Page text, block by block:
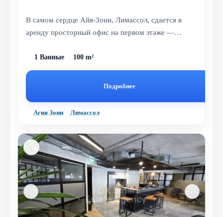
В самом сердце Айя-Зони, Лимассол, сдается в
аренду просторный офис на первом этаже —
1 Ванные 100 m²
Подробнее
Агия Зони Лимассол